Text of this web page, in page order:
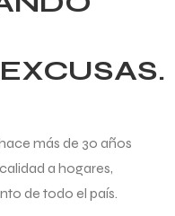
más de 30 años
a hogares,
de todo el país.